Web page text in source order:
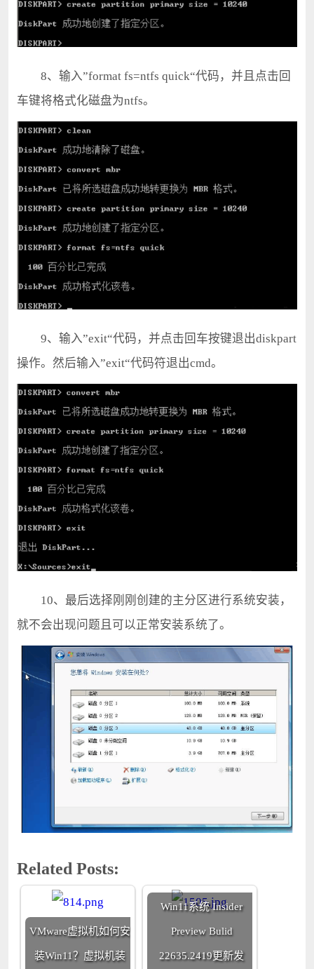
8、输入”format fs=ntfs quick“代码，并且点击回
车键将格式化磁盘为ntfs。
9、输入”exit“代码，并点击回车按键退出diskpart
操作。然后输入”exit“代码符退出cmd。
10、最后选择刚刚创建的主分区进行系统安装，
就不会出现问题且可以正常安装系统了。
Related Posts:
VMware虚拟机如何安
装Win11？虚拟机装
Win11系统 Insider
Preview Bulid
22635.2419更新发